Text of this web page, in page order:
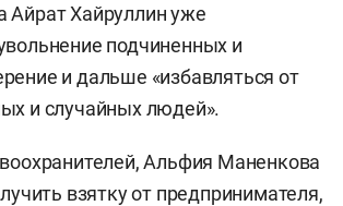
Айрат Хайруллин уже
подчиненных и
и дальше «избавляться от
и случайных людей».